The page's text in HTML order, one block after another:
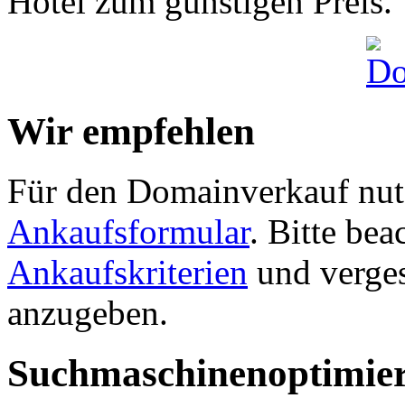
Wir empfehlen
Für den Domainverkauf
Ankaufsformular. Bitte
Ankaufskriterien und
anzugeben.